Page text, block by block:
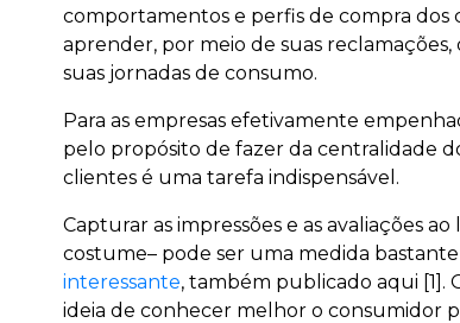
comportamentos e perfis de compra dos
aprender, por meio de suas
suas jornadas de consumo.
Para as empresas efetivamente
pelo propósito de fazer da centralidade
clientes é uma tarefa indispensável.
Capturar as impressões e as avaliações
costume– pode ser uma medida
interessante, também publicado aqui [1].
ideia de conhecer melhor o consumidor